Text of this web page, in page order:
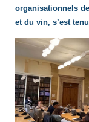
organisationnels
et du vin, s’est